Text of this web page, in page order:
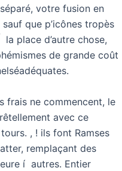
votre fusion en
que p’icônes tropès
place d’autre chose,
de grande coût
frais ne commencent, le
avec ce
, ! ils font Ramses
remplaçant des
í autres. Entier